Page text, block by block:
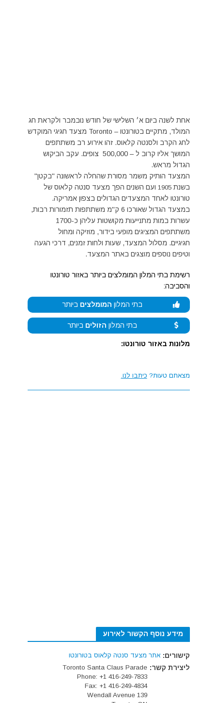
אחת לשנה ביום א׳ השלישי של חודש נובמבר ולקראת חג
המולד, מתקיים בטורונטו – Toronto מצעד חגיגי המוקדש
לחג הקרב ולסנטה קלאוס. זהו אירוע רב משתתפים
המושך אליו קרוב ל – 500,000 צופים. עקב הביקוש
הגדול מראש.
המצעד הותיק משמר מסורת שהחלה לראשונה "בקטן"
בשנת1905 ועם השנים הפך מצעד סנטה קלאוס של
טורונטו לאחד המצעדים הגדולים בצפון אמריקה.
במצעד הגדול שאורכו 6
ק"מ משתתפות תזמורות רבות,
עשרות במות מתנייעות מקושטות עליהן כ-1700
משתתפים המציגים מופעי בידור, מוזיקה ומחול
חגיגיים. מסלול המצעד, שעות ולחות זמנים, דרכי הגעה
וטיפים נוספים מוצגים באתר המצעד.
רשימת בתי המלון המומלצים ביותר באזור טורונטו
והסביבה:
בתי המלון המומלצים ביותר
בתי המלון הזולים ביותר
מלונות באזור טורונטו:
מצאתם טעות? כיתבו לנו.
מידע נוסף הקשור לאירוע
קישורים: אתר מצעד סנטה קלאוס בטורונטו
ליצירת קשר: Toronto Santa Claus Parade
Phone: +1 416-249-7833
Fax: +1 416-249-4834
139 Wendall Avenue